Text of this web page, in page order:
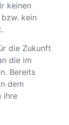
keinen
kein
die Zukunft
die im
Bereits
dem
ihre